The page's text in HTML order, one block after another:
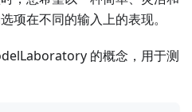
项在不同的输入上的表现。
的概念，用于测